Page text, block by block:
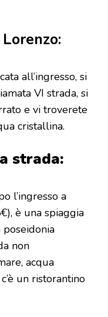
all’ingresso, si
VI strada, si
e vi troverete
cristallina.
strada:
l’ingresso a
è una spiaggia
non
acqua
un ristorantino